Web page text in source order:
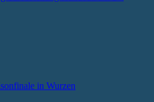
in Wurzen